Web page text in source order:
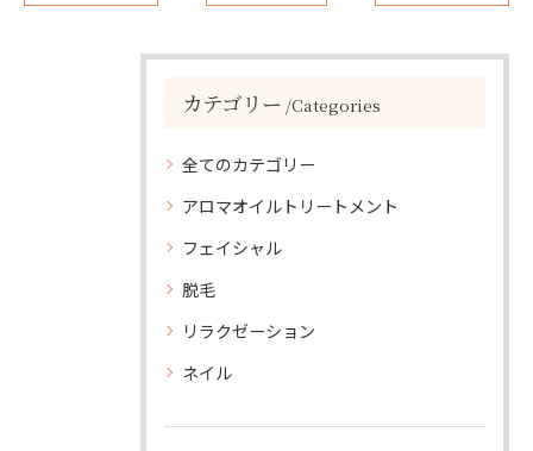
カテゴリー Categories
全てのカテゴリー
アロマオイルトリートメント
フェイシャル
脱毛
リラクゼーション
ネイル